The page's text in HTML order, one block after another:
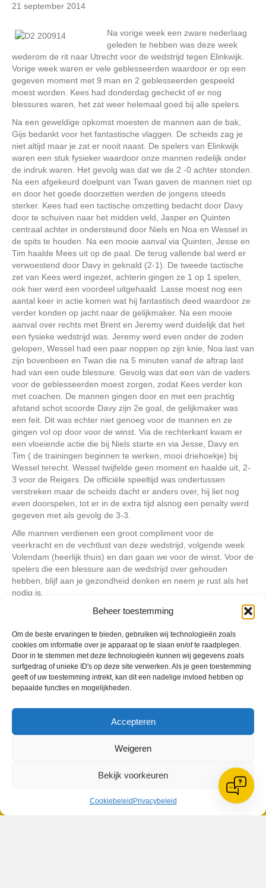
Beheer toestemming
Om de beste ervaringen te bieden, gebruiken wij technologieën zoals
cookies om informatie over je apparaat op te slaan en/of te raadplegen.
Door in te stemmen met deze technologieën kunnen wij gegevens zoals
surfgedrag of unieke ID's op deze site verwerken. Als je geen toestemming
geeft of uw toestemming intrekt, kan dit een nadelige invloed hebben op
bepaalde functies en mogelijkheden.
Accepteren
Weigeren
Bekijk voorkeuren
Cookiebeleid Privacybeleid
21 september 2014
Na vorige week een zware nederlaag
geleden te hebben was deze week
wederom de rit naar Utrecht voor de wedstrijd tegen Elinkwijk.
Vorige week waren er vele geblesseerden waardoor er op een
gegeven moment met 9 man en 2 geblesseerden gespeeld
moest worden. Kees had donderdag gecheckt of er nog
blessures waren, het zat weer helemaal goed bij alle spelers.
Na een geweldige opkomst moesten de mannen aan de bak,
Gijs bedankt voor het fantastische vlaggen. De scheids zag je
niet altijd maar je zat er nooit naast. De spelers van Elinkwijk
waren een stuk fysieker waardoor onze mannen redelijk onder
de indruk waren. Het gevolg was dat we de 2 -0 achter stonden.
Na een afgekeurd doelpunt van Twan gaven de mannen niet op
en door het goede doorzetten werden de jongens steeds
sterker. Kees had een tactische omzetting bedacht door Davy
door te schuiven naar het midden veld, Jasper en Quinten
centraal achter in ondersteund door Niels en Noa en Wessel in
de spits te houden. Na een mooie aanval via Quinten, Jesse en
Tim haalde Mees uit op de paal. De terug vallende bal werd er
verwoestend door Davy in geknald (2-1). De tweede tactische
zet van Kees werd ingezet, achterin gingen ze 1 op 1 spelen,
ook hier werd een voordeel uitgehaald. Lasse moest nog een
aantal keer in actie komen wat hij fantastisch deed waardoor ze
verder konden op jacht naar de gelijkmaker. Na een mooie
aanval over rechts met Brent en Jeremy werd duidelijk dat het
een fysieke wedstrijd was. Jeremy werd even onder de zoden
gelopen, Wessel had een paar noppen op zijn knie, Noa last van
zijn bovenbeen en Twan die na 5 minuten vanaf de aftrap last
had van een oude blessure. Gevolg was dat een van de vaders
voor de geblesseerden moest zorgen, zodat Kees verder kon
met coachen. De mannen gingen door en met een prachtig
afstand schot scoorde Davy zijn 2e goal, de gelijkmaker was
een feit. Dit was echter niet genoeg voor de mannen en ze
gingen vol op door voor de winst. Via de rechterkant kwam er
een vloeiende actie die bij Niels starte en via Jesse, Davy en
Tim ( de trainingen beginnen te werken, mooi driehoekje) bij
Wessel terecht. Wessel twijfelde geen moment en haalde uit, 2-
3 voor de Reigers. De officiële speeltijd was ondertussen
verstreken maar de scheids dacht er anders over, hij liet nog
even doorspelen, tot er in de extra tijd alsnog een penalty werd
gegeven met als gevolg de 3-3.
Alle mannen verdienen een groot compliment voor de
veerkracht en de vechtlust van deze wedstrijd, volgende week
Volendam (heerlijk thuis) en dan gaan we voor de winst. Voor de
spelers die een blessure aan de wedstrijd over gehouden
hebben, blijf aan je gezondheid denken en neem je rust als het
nodig is.
Gr. Een enthousiaste supporter.
Geplaatst inBerichten seizoen 2014-2015
De Wending, Lotte Beesedijk 1